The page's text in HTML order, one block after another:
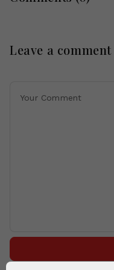
Leave a comment